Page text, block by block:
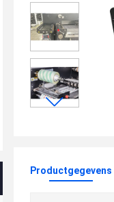
Productgegevens